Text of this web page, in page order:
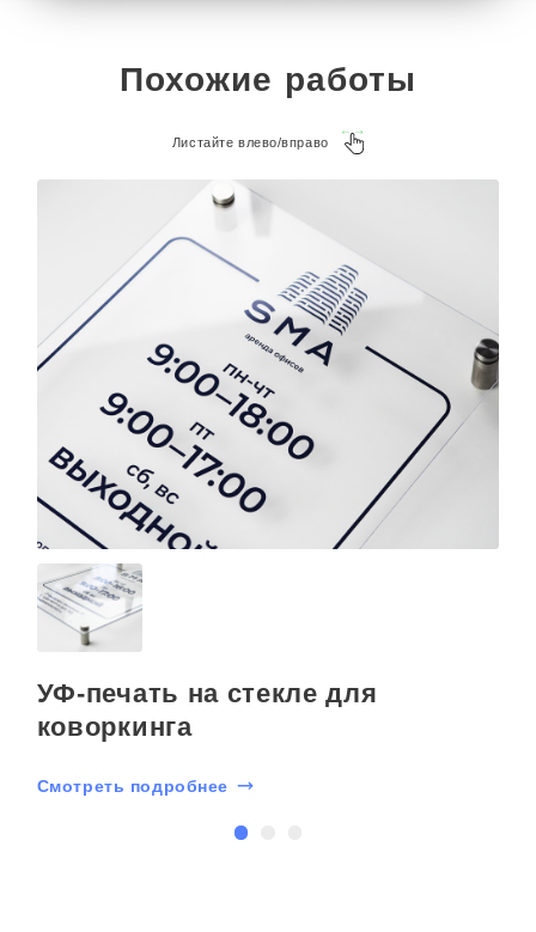
Похожие работы
Листайте влево/вправо
УФ-печать на стекле для
коворкинга
Смотреть подробнее